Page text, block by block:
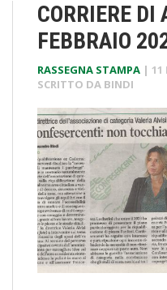
CORRIERE DI
FEBBRAIO
RASSEGNA STAMPA | 11
SCRITTO DA BINDI